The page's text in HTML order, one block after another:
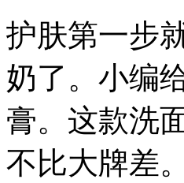
护肤第一步
奶了。小编
膏。这款洗
不比大牌差